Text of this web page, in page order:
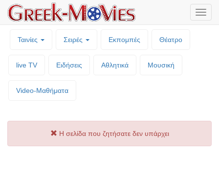
Ταινίες Σειρές Εκπομπές Θέατρο
live TV Ειδήσεις Αθλητικά Μουσική
Video-Mαθήματα
Η σελίδα που ζητήσατε δεν υπάρχει